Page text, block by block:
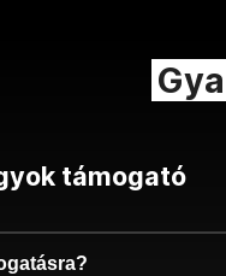
támogató